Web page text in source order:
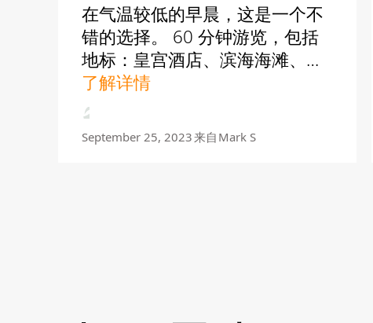
在气温较低的早晨，这是一个不
错的选择。 60 分钟游览，包括
地标：皇宫酒店、滨海海滩、露
露岛。 Laheelu 和 Sasik 提供专
业服务（我可能拼写错误）、知
识渊博的讲解和经验丰富的驾驶
技巧。 停车很方便，只需谷歌...
了解详情
September 25, 2023来自 Mark S